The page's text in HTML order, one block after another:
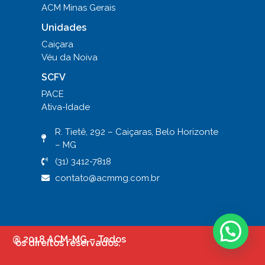
ACM Minas Gerais
Unidades
Caiçara
Véu da Noiva
SCFV
PACE
Ativa-Idade
R. Tietê, 292 – Caiçaras, Belo Horizonte
– MG
(31) 3412-7818
contato@acmmg.com.br
@ 2018 ACM-MG – Todos
os direitos reservados.